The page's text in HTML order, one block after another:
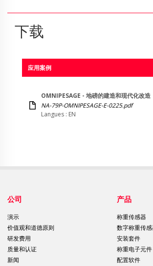
下载
应用案例
OMNIPESAGE - 地磅的建造和现代化改造
NA-79P-OMNIPESAGE-E-0225.pdf
Langues : EN
公司
演示
价值观和道德原则
研发费用
质量和认证
新闻
产品
称重传感器
数字称重传
安装套件
称重电子元件
配置软件